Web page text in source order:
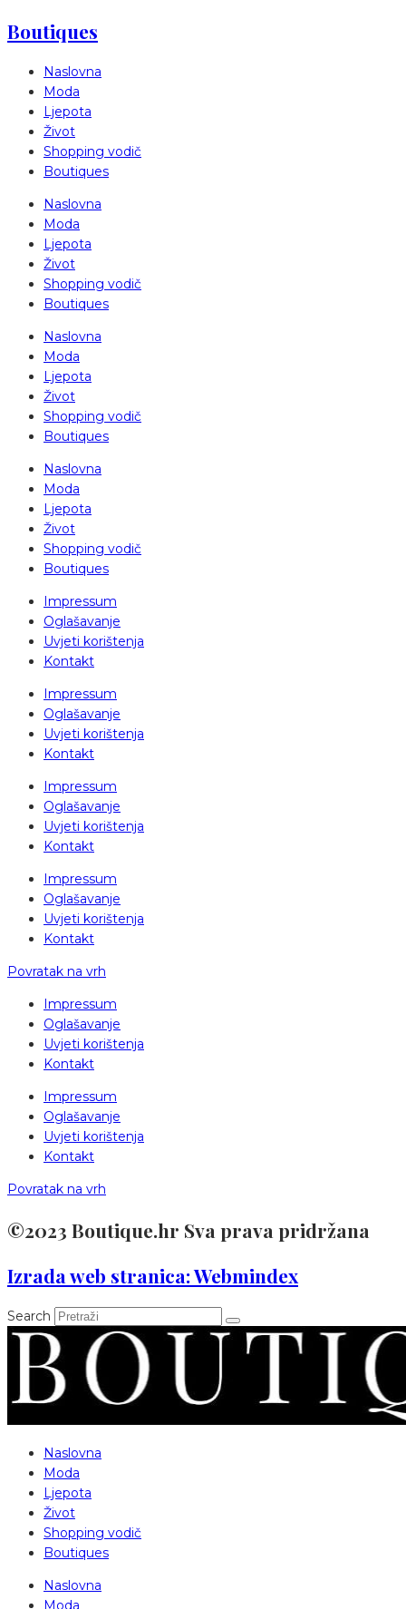
Boutiques
Naslovna
Moda
Ljepota
Život
Shopping vodič
Boutiques
Naslovna
Moda
Ljepota
Život
Shopping vodič
Boutiques
Naslovna
Moda
Ljepota
Život
Shopping vodič
Boutiques
Naslovna
Moda
Ljepota
Život
Shopping vodič
Boutiques
Impressum
Oglašavanje
Uvjeti korištenja
Kontakt
Impressum
Oglašavanje
Uvjeti korištenja
Kontakt
Impressum
Oglašavanje
Uvjeti korištenja
Kontakt
Impressum
Oglašavanje
Uvjeti korištenja
Kontakt
Povratak na vrh
Impressum
Oglašavanje
Uvjeti korištenja
Kontakt
Impressum
Oglašavanje
Uvjeti korištenja
Kontakt
Povratak na vrh
©2023 Boutique.hr Sva prava pridržana
Izrada web stranica: Webmindex
Search
Naslovna
Moda
Ljepota
Život
Shopping vodič
Boutiques
Naslovna